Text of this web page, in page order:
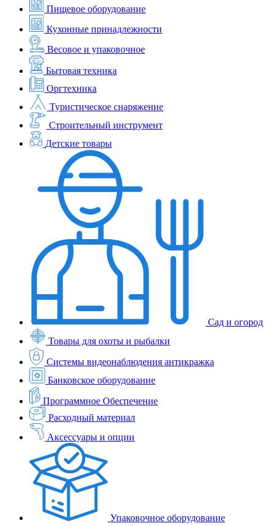
Пищевое оборудование
Кухонные принадлежности
Весовое и упаковочное
Бытовая техника
Оргтехника
Туристическое снаряжение
Строительный инструмент
Детские товары
Сад и огород
Товары для охоты и рыбалки
Системы видеонаблюдения антикражка
Банковское оборудование
Программное Обеспечение
Расходный материал
Аксессуары и опции
Упаковочное оборудование